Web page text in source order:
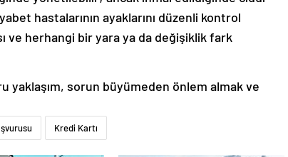
hastalarının ayaklarını düzenli kontrol
ve herhangi bir yara ya da değişiklik fark
yaklaşım, sorun büyümeden önlem almak ve
Kredi Kartı